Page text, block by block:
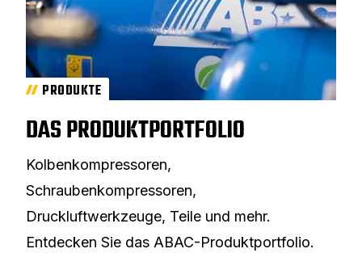
PRODUKTE
DAS PRODUKTPORTFOLIO
Kolbenkompressoren,
Schraubenkompressoren,
Druckluftwerkzeuge, Teile und mehr.
Entdecken Sie das ABAC-Produktportfolio.